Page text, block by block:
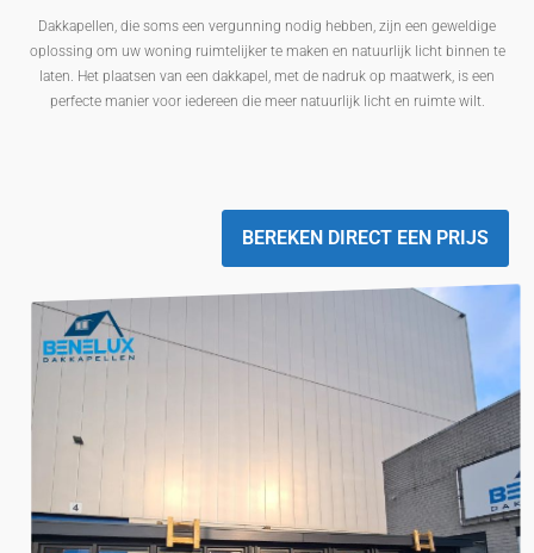
Dakkapellen, die soms een vergunning nodig hebben, zijn een geweldige
oplossing om uw woning ruimtelijker te maken en natuurlijk licht binnen te
laten. Het plaatsen van een dakkapel, met de nadruk op maatwerk, is een
perfecte manier voor iedereen die meer natuurlijk licht en ruimte wilt.
BEREKEN DIRECT EEN PRIJS